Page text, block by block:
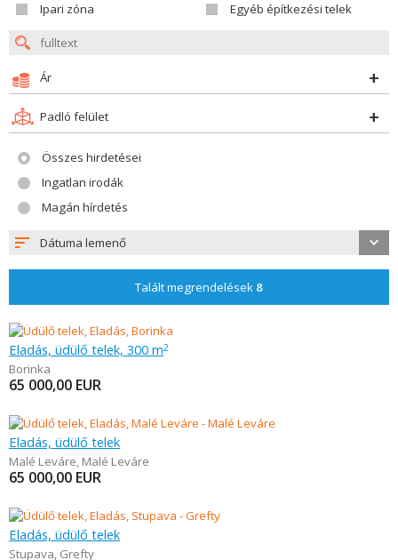
Ipari zóna
Egyéb építkezési telek
Ár
Padló felület
Összes hirdetései
Ingatlan irodák
Magán hírdetés
Dátuma lemenő
Talált megrendelések 8
Eladás, üdülő telek, 300 m2
Borinka
65 000,00 EUR
Eladás, üdülő telek
Malé Leváre, Malé Leváre
65 000,00 EUR
Eladás, üdülő telek
Stupava, Grefty